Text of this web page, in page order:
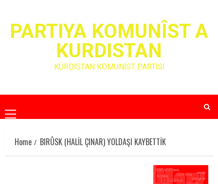
contentPARTIYA KOMUNÎST A
KURDISTAN
KÜRDİSTAN KOMÜNİST PARTİSİ
Primary
Menu
Home
BIRÛSK (HALİL ÇINAR) YOLDAŞI KAYBETTİK